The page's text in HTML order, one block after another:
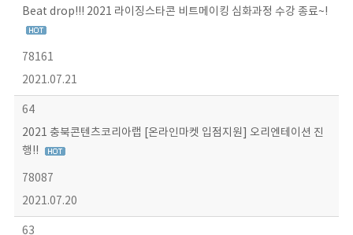
Beat drop!!! 2021 라이징스타콘 비트메이킹 심화과정 수강 종료~!
78161
2021.07.21
64
2021 충북콘텐츠코리아랩 [온라인마켓 입점지원] 오리엔테이션 진
행!!
78087
2021.07.20
63